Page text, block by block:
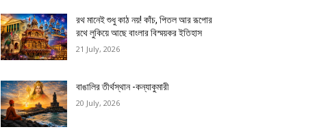
রথ মানেই শুধু কাঠ নয়! কাঁচ, পিতল আর রূপোর
রথে লুকিয়ে আছে বাংলার বিস্ময়কর ইতিহাস
21 July, 2026
বাঙালির তীর্থস্থান -কন্যাকুমারী
20 July, 2026